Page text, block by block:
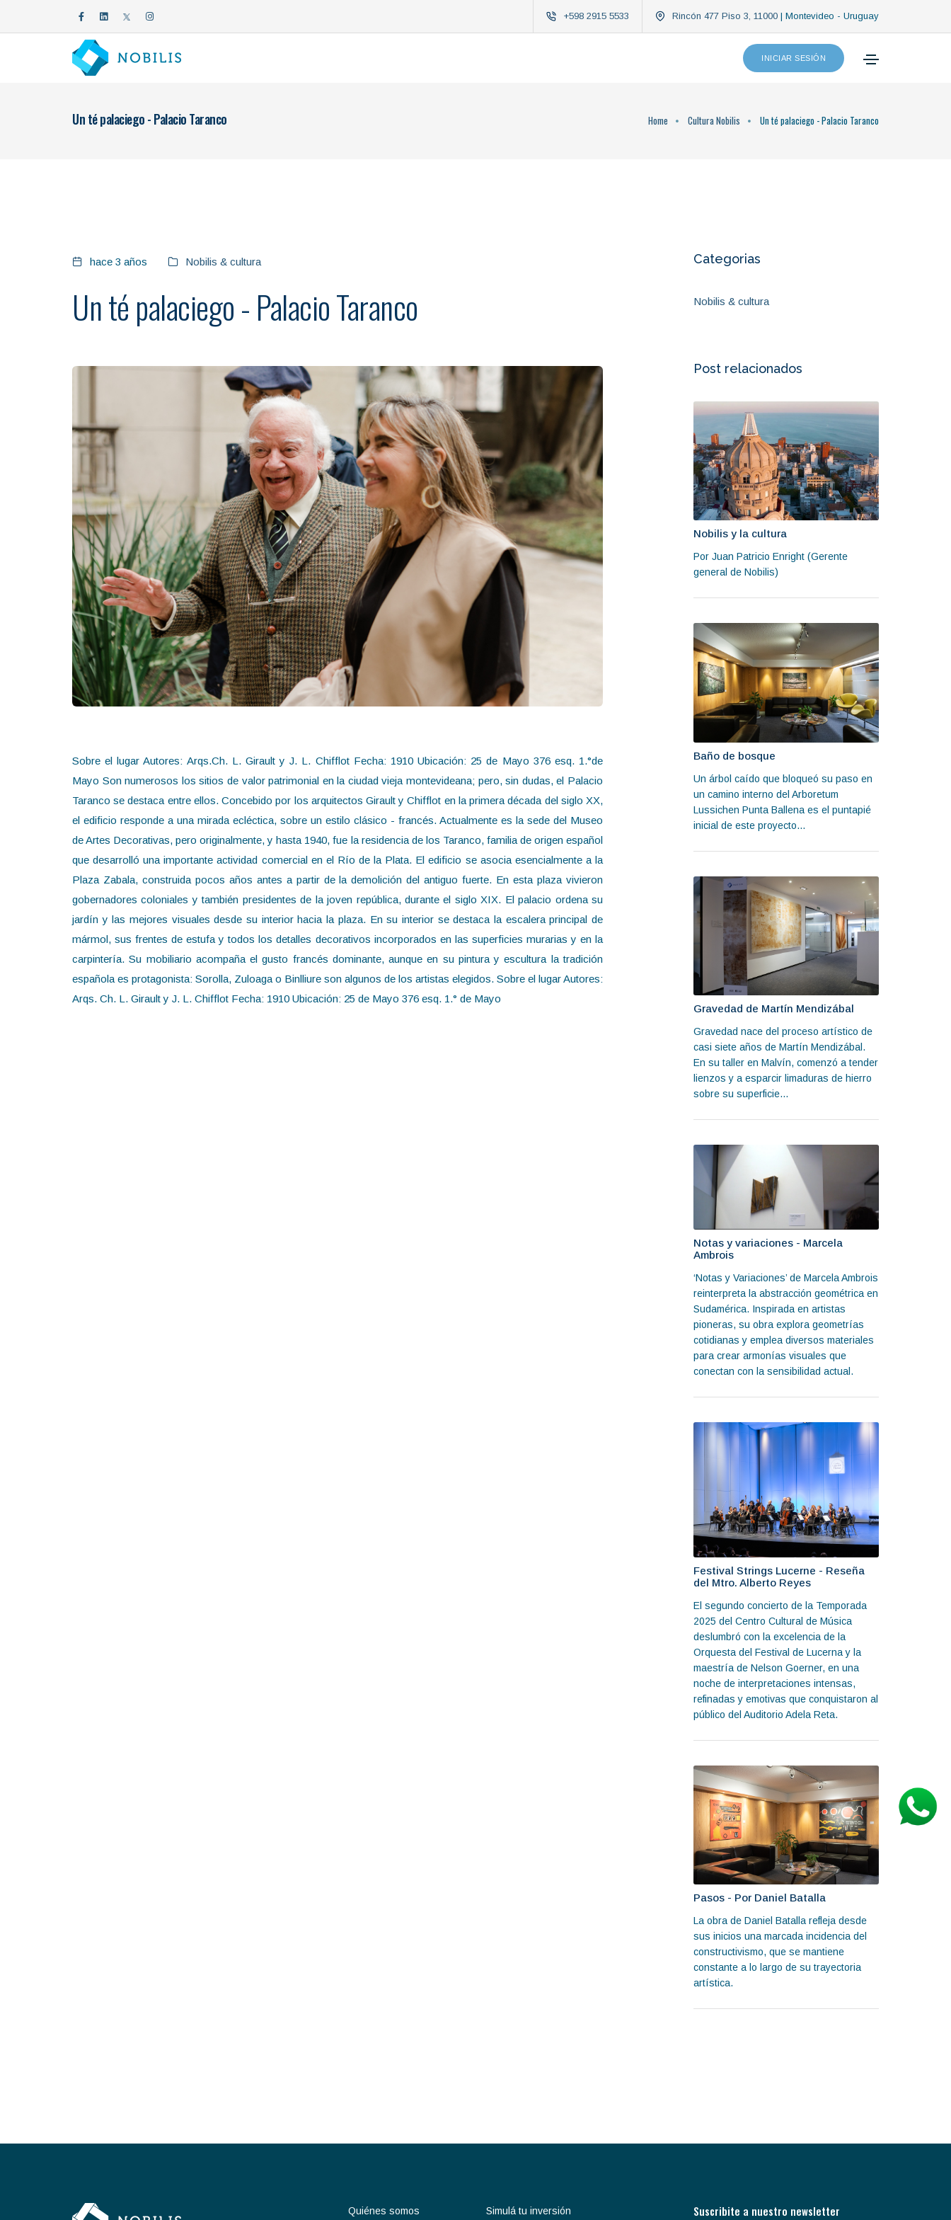
+598 2915 5533 Rincón 477 Piso 3, 11000 | Montevideo - Uruguay
INICIAR SESIÓN
Un té palaciego - Palacio Taranco Home Cultura Nobilis Un té palaciego - Palacio Taranco
hace 3 años Nobilis & cultura
Un té palaciego - Palacio Taranco
Sobre el lugar Autores: Arqs.Ch. L. Girault y J. L. Chifflot Fecha: 1910 Ubicación: 25 de Mayo 376 esq. 1.°de
Mayo Son numerosos los sitios de valor patrimonial en la ciudad vieja montevideana; pero, sin dudas, el Palacio
Taranco se destaca entre ellos. Concebido por los arquitectos Girault y Chifflot en la primera década del siglo XX,
el edificio responde a una mirada ecléctica, sobre un estilo clásico - francés. Actualmente es la sede del Museo
de Artes Decorativas, pero originalmente, y hasta 1940, fue la residencia de los Taranco, familia de origen español
que desarrolló una importante actividad comercial en el Río de la Plata. El edificio se asocia esencialmente a la
Plaza Zabala, construida pocos años antes a partir de la demolición del antiguo fuerte. En esta plaza vivieron
gobernadores coloniales y también presidentes de la joven república, durante el siglo XIX. El palacio ordena su
jardín y las mejores visuales desde su interior hacia la plaza. En su interior se destaca la escalera principal de
mármol, sus frentes de estufa y todos los detalles decorativos incorporados en las superficies murarias y en la
carpintería. Su mobiliario acompaña el gusto francés dominante, aunque en su pintura y escultura la tradición
española es protagonista: Sorolla, Zuloaga o Binlliure son algunos de los artistas elegidos. Sobre el lugar Autores:
Arqs. Ch. L. Girault y J. L. Chifflot Fecha: 1910 Ubicación: 25 de Mayo 376 esq. 1.° de Mayo
Categorias
Nobilis & cultura
Post relacionados
Nobilis y la cultura
Por Juan Patricio Enright (Gerente
general de Nobilis)
Baño de bosque
Un árbol caído que bloqueó su paso en
un camino interno del Arboretum
Lussichen Punta Ballena es el puntapié
inicial de este proyecto...
Gravedad de Martín Mendizábal
Gravedad nace del proceso artístico de
casi siete años de Martín Mendizábal.
En su taller en Malvín, comenzó a tender
lienzos y a esparcir limaduras de hierro
sobre su superficie...
Notas y variaciones - Marcela
Ambrois
‘Notas y Variaciones’ de Marcela Ambrois
reinterpreta la abstracción geométrica en
Sudamérica. Inspirada en artistas
pioneras, su obra explora geometrías
cotidianas y emplea diversos materiales
para crear armonías visuales que
conectan con la sensibilidad actual.
Festival Strings Lucerne - Reseña
del Mtro. Alberto Reyes
El segundo concierto de la Temporada
2025 del Centro Cultural de Música
deslumbró con la excelencia de la
Orquesta del Festival de Lucerna y la
maestría de Nelson Goerner, en una
noche de interpretaciones intensas,
refinadas y emotivas que conquistaron al
público del Auditorio Adela Reta.
Pasos - Por Daniel Batalla
La obra de Daniel Batalla refleja desde
sus inicios una marcada incidencia del
constructivismo, que se mantiene
constante a lo largo de su trayectoria
artística.
Quiénes somos Simulá tu inversión Suscribite a nuestro newsletter